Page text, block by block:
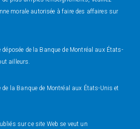
morale autorisée à faire des affaires sur
déposée de la Banque de Montréal aux États-
ailleurs.
de la Banque de Montréal aux États-Unis et
sur ce site Web se veut un